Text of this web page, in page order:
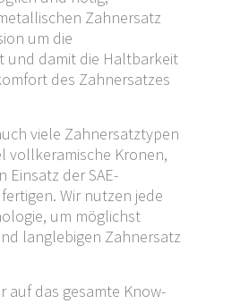
Zahnersatz
um die
und damit die Haltbarkeit
des Zahnersatzes
viele Zahnersatztypen
vollkeramische Kronen,
Einsatz der SAE-
Wir nutzen jede
um möglichst
langlebigen Zahnersatz
auf das gesamte Know-